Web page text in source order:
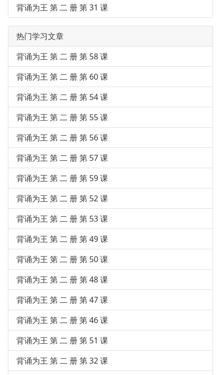
背诵为王 第 二 册 第 31 课
热门学习文章
背诵为王 第 二 册 第 58 课
背诵为王 第 二 册 第 60 课
背诵为王 第 二 册 第 54 课
背诵为王 第 二 册 第 55 课
背诵为王 第 二 册 第 56 课
背诵为王 第 二 册 第 57 课
背诵为王 第 二 册 第 59 课
背诵为王 第 二 册 第 52 课
背诵为王 第 二 册 第 53 课
背诵为王 第 二 册 第 49 课
背诵为王 第 二 册 第 50 课
背诵为王 第 二 册 第 48 课
背诵为王 第 二 册 第 47 课
背诵为王 第 二 册 第 46 课
背诵为王 第 二 册 第 51 课
背诵为王 第 二 册 第 32 课